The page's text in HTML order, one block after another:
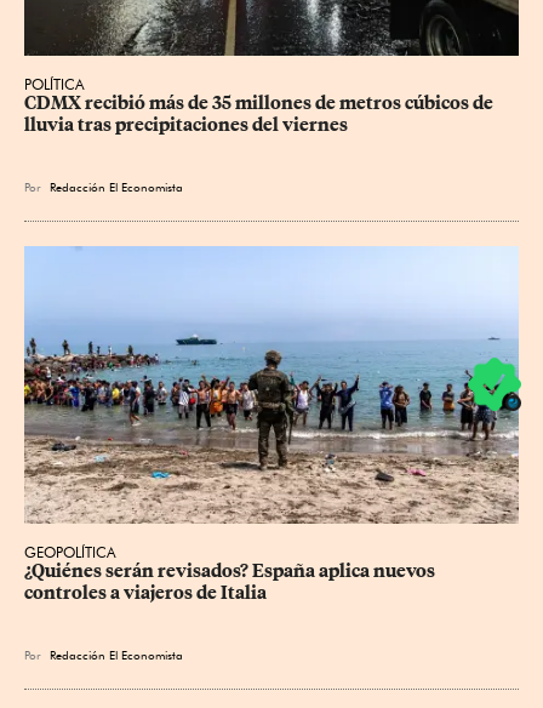
POLÍTICA
CDMX recibió más de 35 millones de metros cúbicos de
lluvia tras precipitaciones del viernes
Por Redacción El Economista
GEOPOLÍTICA
¿Quiénes serán revisados? España aplica nuevos
controles a viajeros de Italia
Por Redacción El Economista